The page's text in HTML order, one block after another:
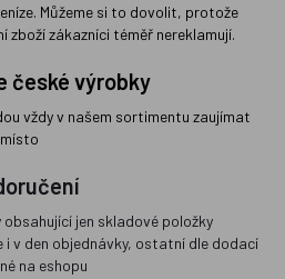
Můžeme si to dovolit, protože
zboží zákazníci téměř nereklamují.
české výrobky
vždy v našem sortimentu zaujímat
obsahující jen skladové položky
i v den objednávky, ostatní dle dodací
na eshopu